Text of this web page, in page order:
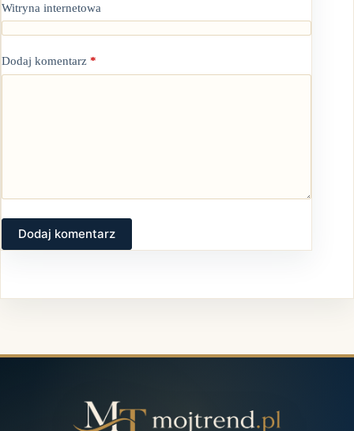
Witryna internetowa
Dodaj komentarz *
Dodaj komentarz